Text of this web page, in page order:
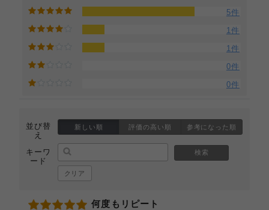
5件
1件
1件
0件
0件
並び替
え
新しい順 評価の高い順 参考になった順
キーワ
ード
検索
クリア
何度もリピート